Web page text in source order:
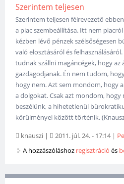
Szerintem teljesen
Szerintem teljesen félrevezető
a piac szembeállítása. Itt nem
kézben lévő pénzek szélsőségesen
való elosztásáról és
tudnak szállni magáncégek, hogy az
gazdagodjanak. Én nem tudom,
hogy nem. Azt sem mondom, hogy
a dolgokat. Csak azt mondom,
beszélünk, a hihetetlenül
körülményei között történik.
knauszi | 2011. júl. 24. - 17:14|
A hozzászóláshoz regisztráció és